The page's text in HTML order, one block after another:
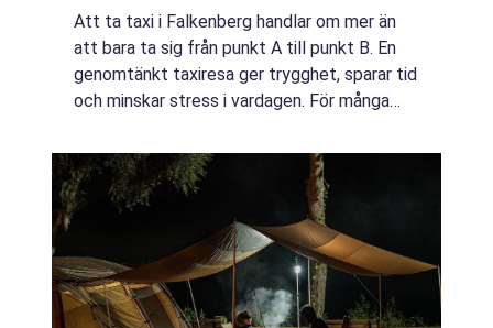
Att ta taxi i Falkenberg handlar om mer än
att bara ta sig från punkt A till punkt B. En
genomtänkt taxiresa ger trygghet, sparar tid
och minskar stress i vardagen. För många
har taxi blivit ett viktigt kom...